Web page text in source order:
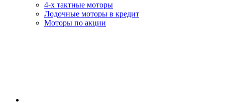
4-х тактные моторы
Лодочные моторы в кредит
Моторы по акции